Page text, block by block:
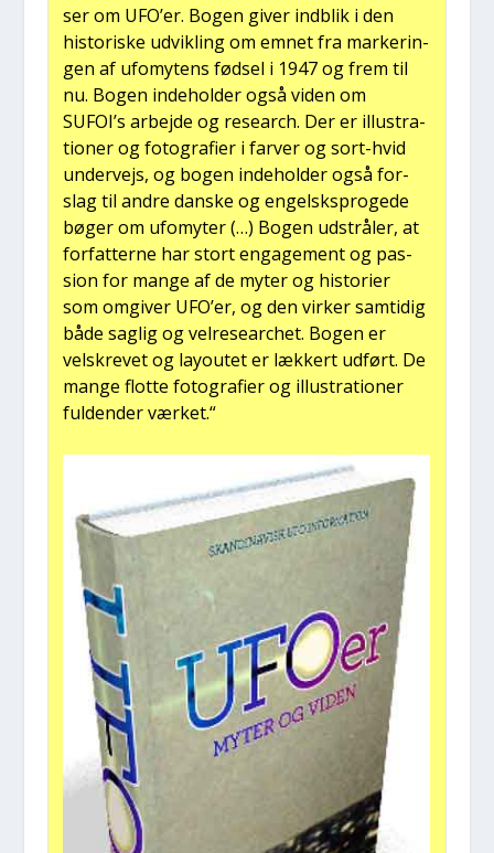
ser om UFO’er. Bogen giver ind­blik i den
histo­ri­ske udvik­ling om emnet fra mar­ke­rin­
gen af ufo­mytens fød­sel i 1947 og frem til
nu. Bogen inde­hol­der også viden om
SUFOI’s arbej­de og research. Der er illu­stra­
tio­ner og foto­gra­fi­er i far­ver og sort-hvid
under­vejs, og bogen inde­hol­der også for­
slag til andre dan­ske og engelsk­spro­ge­de
bøger om ufo­myter (…) Bogen udstrå­ler, at
for­fat­ter­ne har stort enga­ge­ment og pas­
sion for man­ge af de myter og histo­ri­er
som omgi­ver UFO’er, og den vir­ker sam­ti­dig
både sag­lig og vel­re­sear­chet. Bogen er
velskre­vet og lay­ou­tet er læk­kert udført. De
man­ge flot­te foto­gra­fi­er og illu­stra­tio­ner
ful­den­der vær­ket.“